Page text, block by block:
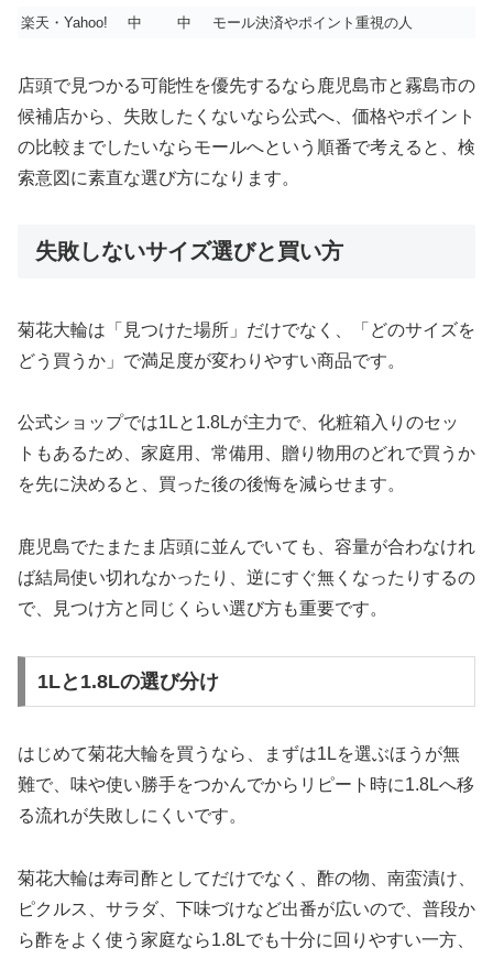
楽天・Yahoo!
中 中 モール決済やポイント重視の人
店頭で見つかる可能性を優先するなら鹿児島市と霧島市の
候補店から、失敗したくないなら公式へ、価格やポイント
の比較までしたいならモールへという順番で考えると、検
索意図に素直な選び方になります。
失敗しないサイズ選びと買い方
菊花大輪は「見つけた場所」だけでなく、「どのサイズを
どう買うか」で満足度が変わりやすい商品です。
公式ショップでは1Lと1.8Lが主力で、化粧箱入りのセッ
トもあるため、家庭用、常備用、贈り物用のどれで買うか
を先に決めると、買った後の後悔を減らせます。
鹿児島でたまたま店頭に並んでいても、容量が合わなけれ
ば結局使い切れなかったり、逆にすぐ無くなったりするの
で、見つけ方と同じくらい選び方も重要です。
1Lと1.8Lの選び分け
はじめて菊花大輪を買うなら、まずは1Lを選ぶほうが無
難で、味や使い勝手をつかんでからリピート時に1.8Lへ移
る流れが失敗しにくいです。
菊花大輪は寿司酢としてだけでなく、酢の物、南蛮漬け、
ピクルス、サラダ、下味づけなど出番が広いので、普段か
ら酢をよく使う家庭なら1.8Lでも十分に回りやすい一方、